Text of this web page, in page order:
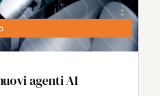
agenti AI